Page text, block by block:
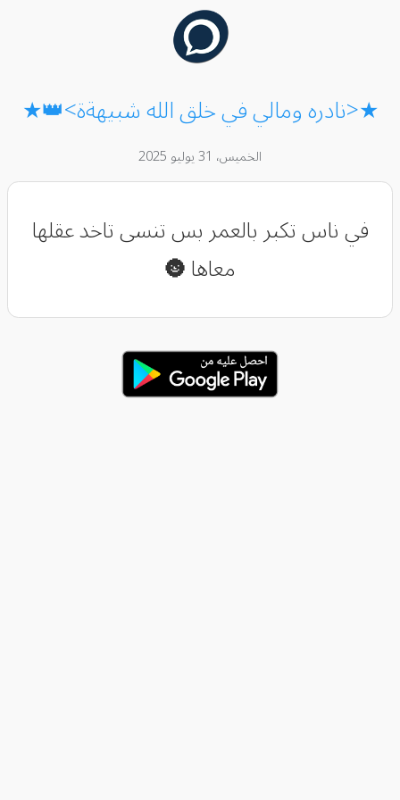
★<نادره ومالي في خلق الله شبيهةة>👑★
الخميس، 31 يوليو 2025
في ناس تكبر بالعمر بس تنسى تاخد عقلها
معاها 🌚